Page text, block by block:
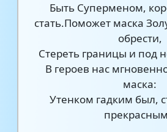
Быть Суперменом,
стать.Поможет маска
обрести,
Стереть границы и под
В героев нас
маска:
Утенком гадким был,